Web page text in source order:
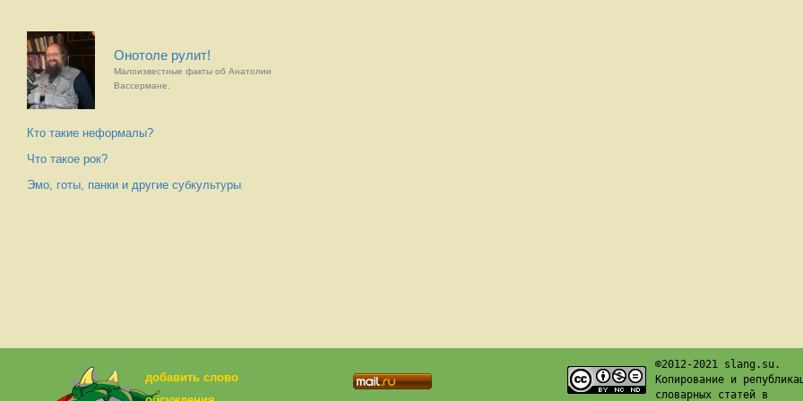
Онотоле рулит!
Малоизвестные факты об Анатолии
Вассермане.
Кто такие неформалы?
Что такое рок?
Эмо, готы, панки и другие субкультуры
добавить слово
©2012-2021 slang.su.
Копирование и
словарных статей в